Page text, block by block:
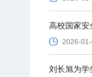
高校国家安
2026-
刘长旭为学